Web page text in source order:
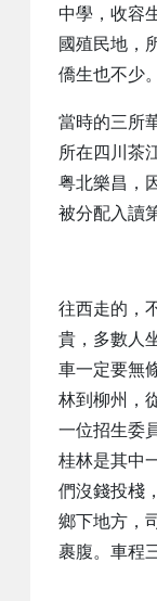
中學，收容
國殖民地，
僑生也不少。
當時的三所
所在四川茶
粤北樂昌，
被分配入讀
往西走的，
貴，多數人
車一定要無
林到柳州，
一位招生委
桂林是其中
們沒錢投棧
鄉下地方，
裹腹。車程